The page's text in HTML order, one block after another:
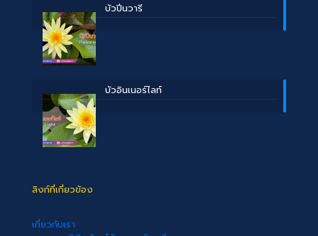
บัวปิ่นวารี
บัวอินเนอร์ไลท์
ลิงก์ที่เกี่ยวข้อง
เกี่ยวกับเรา